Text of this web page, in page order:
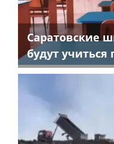
Саратовские
будут